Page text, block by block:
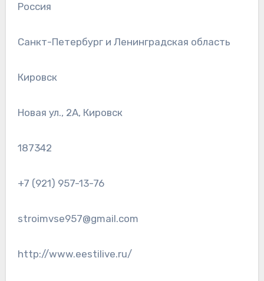
Россия
Санкт-Петербург и Ленинградская область
Кировск
Новая ул., 2А, Кировск
187342
+7 (921) 957-13-76
stroimvse957@gmail.com
http://www.eestilive.ru/